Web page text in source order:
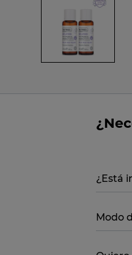
¿Está
Modo